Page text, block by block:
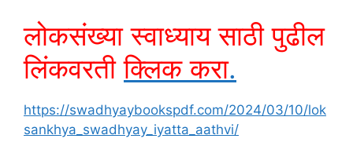
लोकसंख्या स्वाध्याय साठी पुढील
लिंकवरतीक्लिक करा.
https://swadhyaybookspdf.com/2024/03/10/lok
sankhya_swadhyay_iyatta_aathvi/